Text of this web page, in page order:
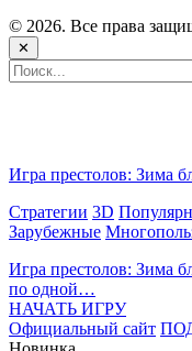
© 2026. Все права
✕
Игра престолов: Зима
Стратегии 3D
Зарубежные
Игра престолов: Зима
по одной…
НАЧАТЬ ИГРУ
Официальный сайт